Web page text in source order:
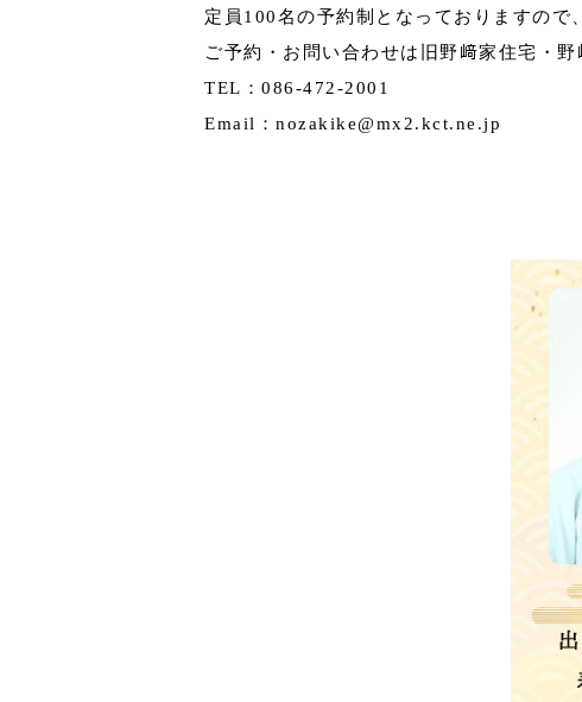
定員100名の予約制となっておりますので
ご予約・お問い合わせは旧野﨑家住宅・
TEL：086-472-2001
Email：nozakike@mx2.kct.ne.jp